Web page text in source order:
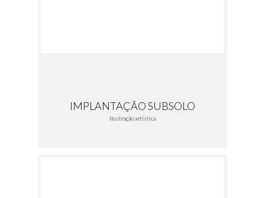
IMPLANTAÇÃO SUBSOLO
Ilustração artística